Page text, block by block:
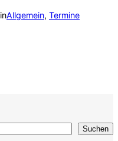
inAllgemein, Termine
Suchen